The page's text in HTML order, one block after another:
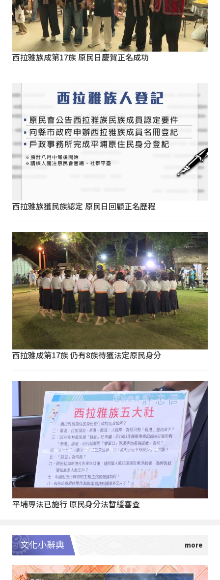
西拉雅族成第17族 原民日慶賀正名成功
西拉雅族獲民族認定 原民日回顧正名歷程
西拉雅成第17族 仍有8族待獲法定原民身分
平埔專法已施行 原民身分法暫緩審查
文化小辭典